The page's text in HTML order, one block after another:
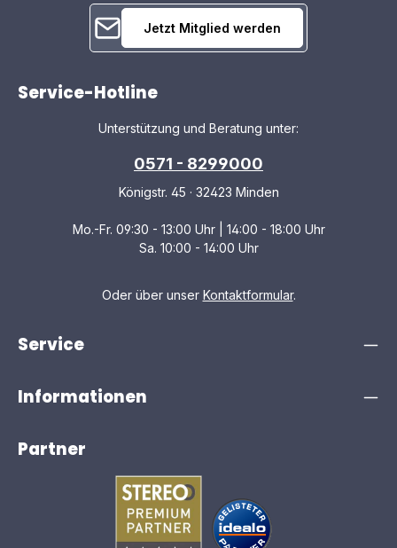
Jetzt Mitglied werden
Service-Hotline
Unterstützung und Beratung unter:
0571 - 8299000
Königstr. 45 · 32423 Minden
Mo.-Fr. 09:30 - 13:00 Uhr | 14:00 - 18:00 Uhr
Sa. 10:00 - 14:00 Uhr
Oder über unser Kontaktformular.
Service
Informationen
Partner